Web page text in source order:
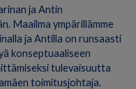
ja Antin
Maailma ympärillämme
ja Antilla on runsaasti
konseptuaaliseen
tulevaisuutta
toimitusjohtaja.